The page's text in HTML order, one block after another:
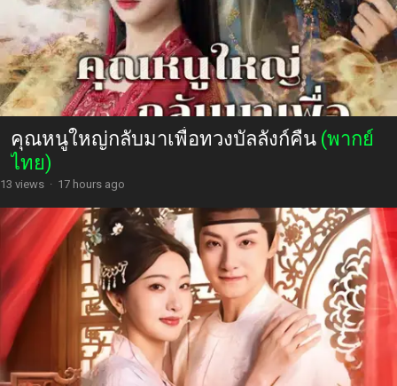
คุณหนูใหญ่กลับมาเพื่อทวงบัลลังก์คืน (พากย์
ไทย)
13 views · 17 hours ago